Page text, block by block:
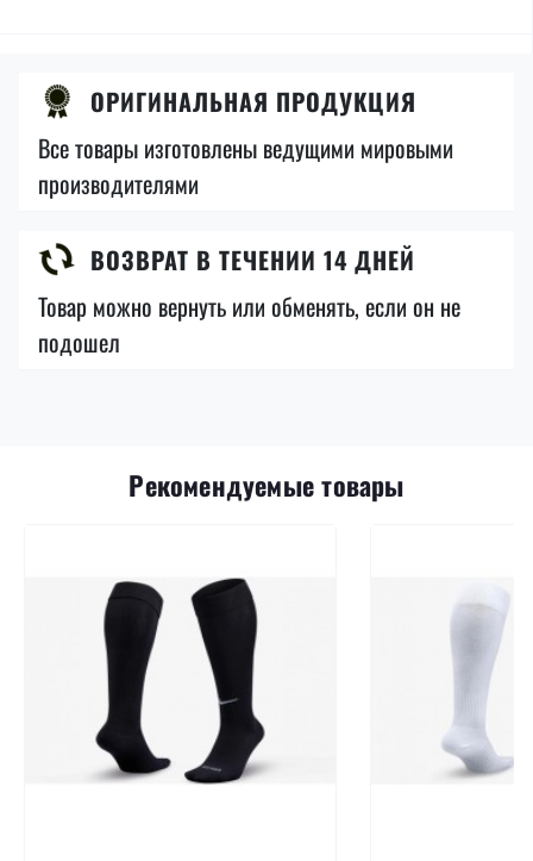
ОРИГИНАЛЬНАЯ ПРОДУКЦИЯ
Все товары изготовлены ведущими мировыми
производителями
ВОЗВРАТ В ТЕЧЕНИИ 14 ДНЕЙ
Товар можно вернуть или обменять, если он не
подошел
Рекомендуемые товары